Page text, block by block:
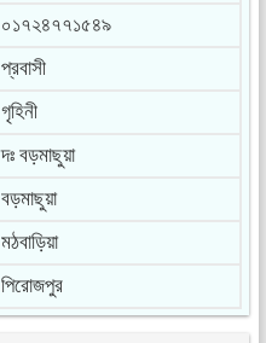
০১৭২৪৭৭১৫৪৯
প্রবাসী
গৃহিনী
দঃ বড়মাছুয়া
বড়মাছুয়া
মঠবাড়িয়া
পিরোজপুর